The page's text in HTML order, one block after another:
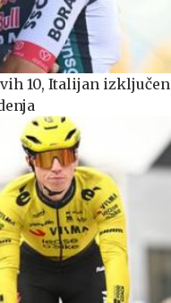
10, Italijan